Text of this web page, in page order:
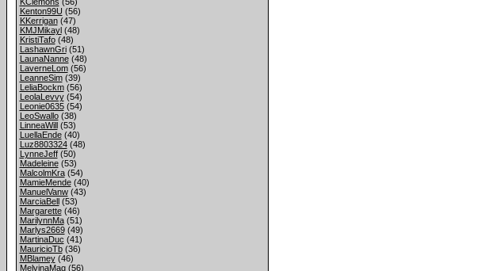
Kenton99U (56)
KKerrigan(47)
KMJMikayl(48)
KristiTafo(48)
LashawnGri(51)
LaunaNanne(48)
LaverneLom(56)
LeanneSim(39)
LeliaBockm(56)
LeolaLevvy(54)
Leonie0635(54)
LeoSwallo(38)
LinneaWill(53)
LuellaEnde(40)
Luz8803324(48)
LynneJeff(50)
Madeleine(53)
MalcolmKra(54)
MamieMende(40)
ManuelVanw(43)
MarciaBell(53)
Margarette(46)
MarilynnMa(51)
Marlys2669(49)
MartinaDuc (41)
MauricioTb(36)
MBlamey(46)
MelvinaMag(56)